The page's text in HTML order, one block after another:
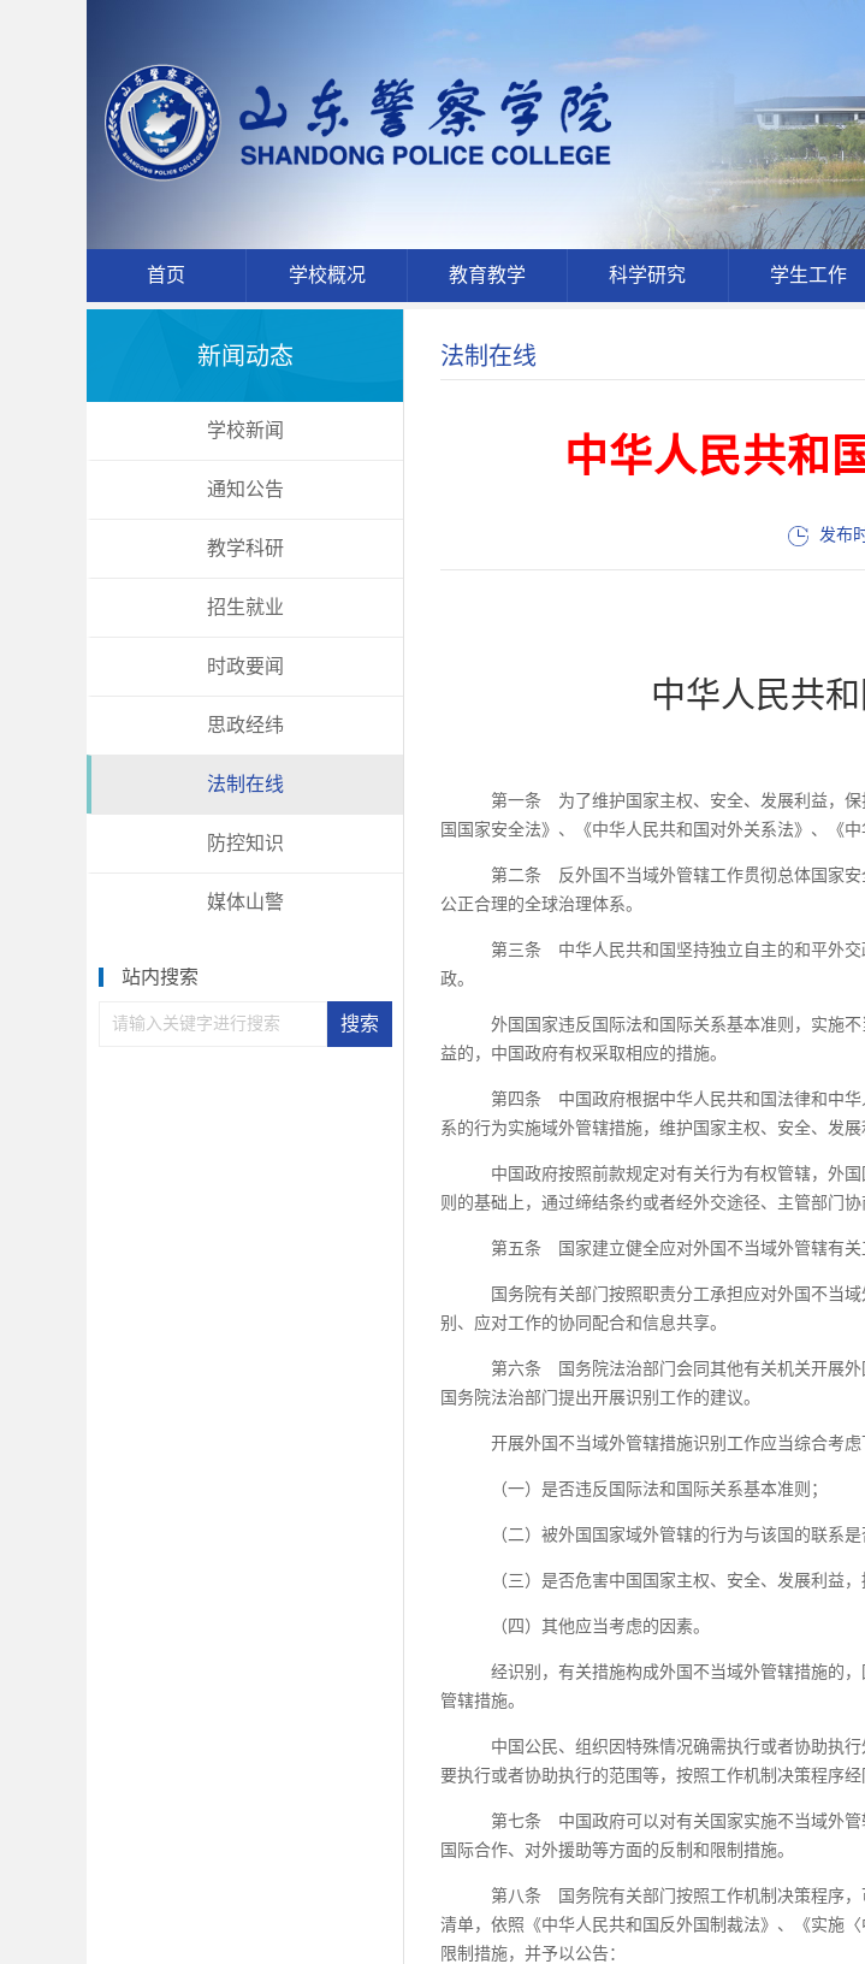
首页 学校概况 教育教学 科学研究 学生工作
新闻动态
学校新闻
通知公告
教学科研
招生就业
时政要闻
思政经纬
法制在线
防控知识
媒体山警
站内搜索
法制在线
中华人民共和
发布
中华人民共
第一条 为了维护国家主权、安全、发展利益，
国国家安全法》、《中华人民共和国对外关系法》、《
第二条 反外国不当域外管辖工作贯彻总体国家
公正合理的全球治理体系。
第三条 中华人民共和国坚持独立自主的和平外
政。
外国国家违反国际法和国际关系基本准则，实施
益的，中国政府有权采取相应的措施。
第四条 中国政府根据中华人民共和国法律和中
系的行为实施域外管辖措施，维护国家主权、安全、发
中国政府按照前款规定对有关行为有权管辖，外
则的基础上，通过缔结条约或者经外交途径、主管部门协
第五条 国家建立健全应对外国不当域外管辖有关
国务院有关部门按照职责分工承担应对外国不当
别、应对工作的协同配合和信息共享。
第六条 国务院法治部门会同其他有关机关开展
国务院法治部门提出开展识别工作的建议。
开展外国不当域外管辖措施识别工作应当综合考虑
（一）是否违反国际法和国际关系基本准则；
（二）被外国国家域外管辖的行为与该国的联系是
（三）是否危害中国国家主权、安全、发展利益
（四）其他应当考虑的因素。
经识别，有关措施构成外国不当域外管辖措施的
管辖措施。
中国公民、组织因特殊情况确需执行或者协助执
要执行或者协助执行的范围等，按照工作机制决策程序
第七条 中国政府可以对有关国家实施不当域外管
国际合作、对外援助等方面的反制和限制措施。
第八条 国务院有关部门按照工作机制决策程序
清单，依照《中华人民共和国反外国制裁法》、《实施
限制措施，并予以公告：